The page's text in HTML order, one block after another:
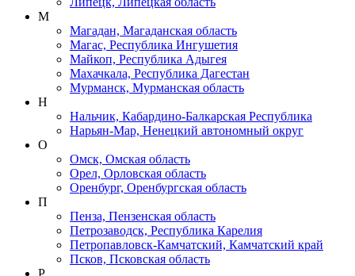
М
Магадан, Магаданская область
Магас, Республика Ингушетия
Майкоп, Республика Адыгея
Махачкала, Республика Дагестан
Мурманск, Мурманская область
Н
Нальчик, Кабардино-Балкарская Республика
Нарьян-Мар, Ненецкий автономный округ
О
Омск, Омская область
Орел, Орловская область
Оренбург, Оренбургская область
П
Пенза, Пензенская область
Петрозаводск, Республика Карелия
Петропавловск-Камчатский, Камчатский край
Псков, Псковская область
Р